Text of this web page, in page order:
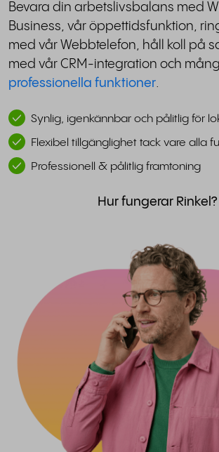
Bevara din arbetslivsbalans med
Business, vår öppettidsfunktion,
med vår Webbtelefon, håll koll på
med vår CRM-integration och
professionella funktioner.
Synlig, igenkännbar och pålitlig för
Flexibel tillgänglighet tack vare alla
Professionell & pålitlig framtoning
Hur fungerar Rinkel?